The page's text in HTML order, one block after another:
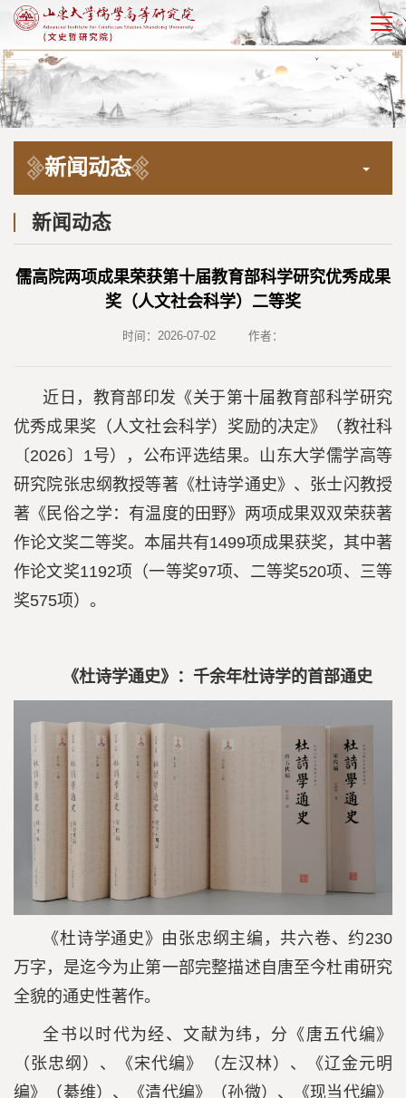
EN
新闻动态
新闻动态
儒高院两项成果荣获第十届教育部科学研究优秀成果
奖（人文社会科学）二等奖
时间：2026-07-02 作者：
近日，教育部印发《关于第十届教育部科学研究
优秀成果奖（人文社会科学）奖励的决定》（教社科
〔2026〕1号），公布评选结果。山东大学儒学高等
研究院张忠纲教授等著《杜诗学通史》、张士闪教授
著《民俗之学：有温度的田野》两项成果双双荣获著
作论文奖二等奖。本届共有1499项成果获奖，其中著
作论文奖1192项（一等奖97项、二等奖520项、三等
奖575项）。
《杜诗学通史》：千余年杜诗学的首部通史
《杜诗学通史》由张忠纲主编，共六卷、约230
万字，是迄今为止第一部完整描述自唐至今杜甫研究
全貌的通史性著作。
全书以时代为经、文献为纬，分《唐五代编》
（张忠纲）、《宋代编》（左汉林）、《辽金元明
编》（綦维）、《清代编》（孙微）、《现当代编》